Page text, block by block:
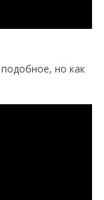
но как